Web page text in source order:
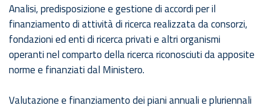
Analisi, predisposizione e gestione di accordi per il
finanziamento di attività di ricerca realizzata da consorzi,
fondazioni ed enti di ricerca privati e altri organismi
operanti nel comparto della ricerca riconosciuti da apposite
norme e finanziati dal Ministero.
Valutazione e finanziamento dei piani annuali e pluriennali